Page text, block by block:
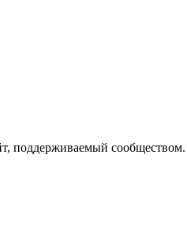
поддерживаемый сообществом.